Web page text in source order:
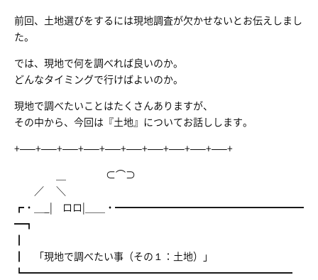
前回、土地選びをするには現地調査が欠かせないとお伝えしまし
た。
では、現地で何を調べれば良いのか。
どんなタイミングで行けばよいのか。
現地で調べたいことはたくさんありますが、
その中から、今回は『土地』についてお話しします。
+—–+—–+—–+—–+—–+—–+—–+—–+—–+—–+
＿ ⊂⌒⊃
／ ＼
┏・＿_| ロロ|＿＿・━━━━━━━━━━━━━━━━━━━
━┓
┃ 「現地で調べたい事（その１：土地）」
┗━━━━━━━━━━━━━━━━━━━━━━━━━━━